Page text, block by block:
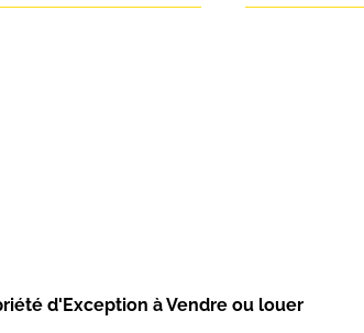
d'Exception à Vendre ou louer